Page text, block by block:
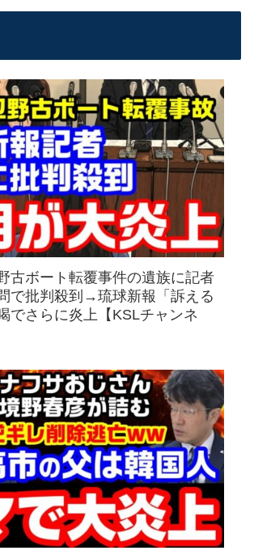
古ボート転覆事件の遺族に記者
で批判殺到→琉球新報「訴える
でさらに炎上【KSLチャンネ